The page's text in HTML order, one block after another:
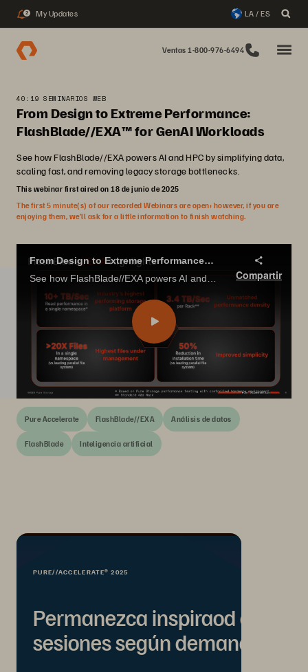
2 My Updates LA / ES
Ventas 1-800-976-6494
40:19 SEMINARIOS WEB
From Design to Extreme Performance:
FlashBlade//EXA™ for GenAI Workloads
See how FlashBlade//EXA powers AI and HPC by simplifying data,
scaling fast, and removing legacy storage bottlenecks.
This webinar first aired on 18 de junio de 2025
The first 5 minute(s) of our recorded Webinars are open; however, if you are
enjoying them, we’ll ask for a little information to finish watching.
From Design to Extreme Performance: FlashBlade//EXA™ for GenAI Workloads
Compartir
Pure Accelerate FlashBlade//EXA Análisis de datos
FlashBlade Inteligencia artificial
PURE//ACCELERATE® 2025
Permanezca inspiraod con
sesiones según demanda.